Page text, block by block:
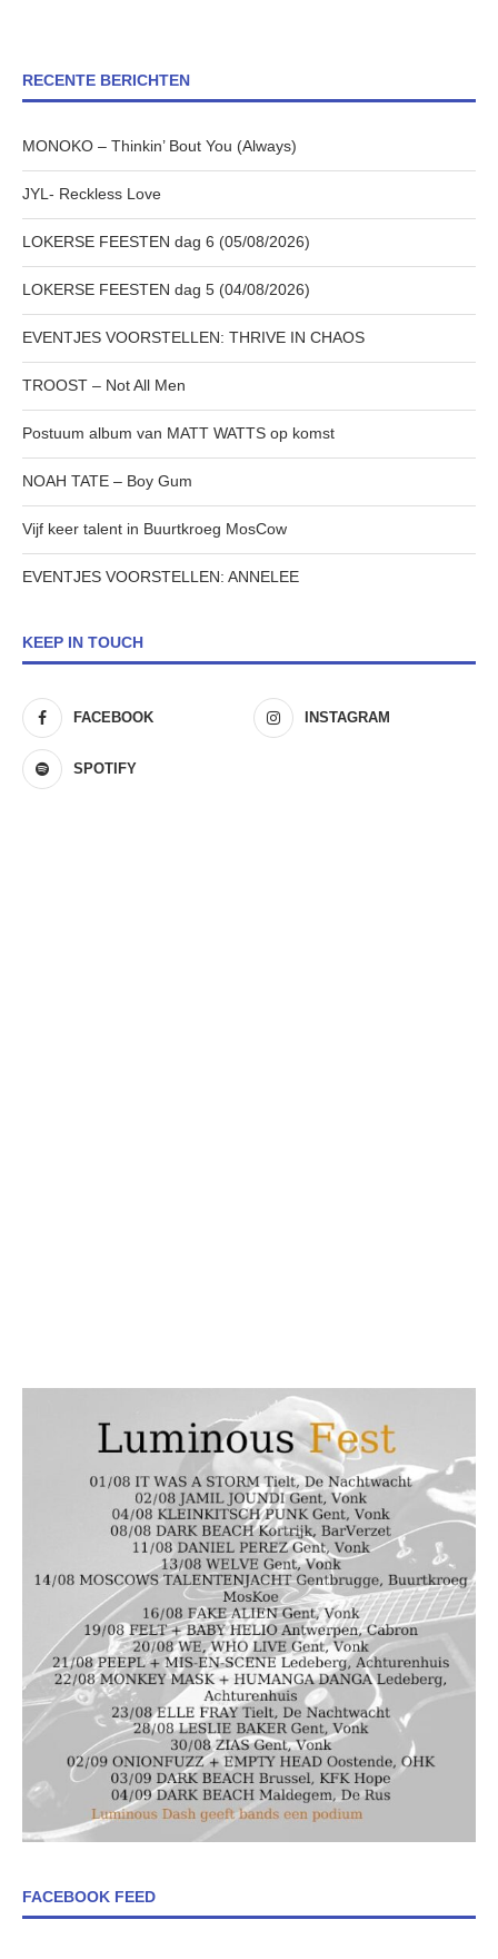
RECENTE BERICHTEN
MONOKO – Thinkin’ Bout You (Always)
JYL- Reckless Love
LOKERSE FEESTEN dag 6 (05/08/2026)
LOKERSE FEESTEN dag 5 (04/08/2026)
EVENTJES VOORSTELLEN: THRIVE IN CHAOS
TROOST – Not All Men
Postuum album van MATT WATTS op komst
NOAH TATE – Boy Gum
Vijf keer talent in Buurtkroeg MosCow
EVENTJES VOORSTELLEN: ANNELEE
KEEP IN TOUCH
FACEBOOK INSTAGRAM
SPOTIFY
FACEBOOK FEED